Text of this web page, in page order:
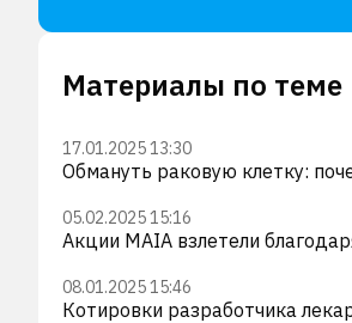
Материалы по теме
17.01.2025 13:30
Обмануть раковую клетку:
05.02.2025 15:16
Акции MAIA взлетели
08.01.2025 15:46
Котировки разработчика